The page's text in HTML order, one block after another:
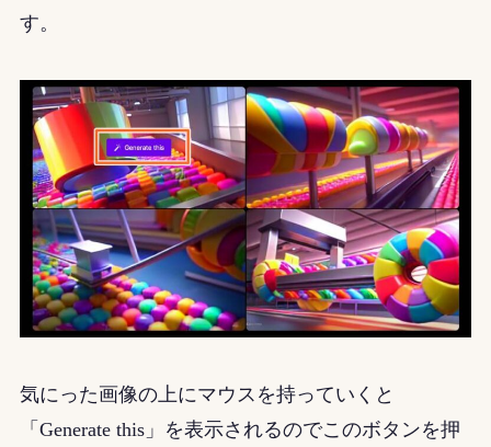
す。
気にった画像の上にマウスを持っていくと
「Generate this」を表示されるのでこのボタンを押